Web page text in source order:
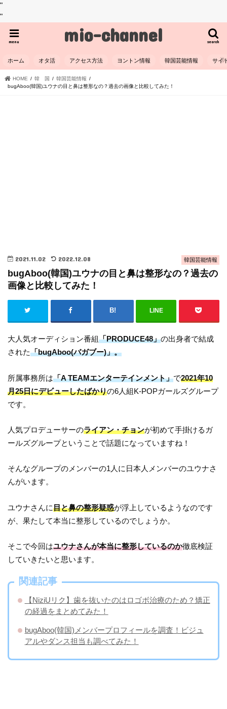
"
"
mio-channel search
menu
ホーム オタ活 アクセス方法 ヨントン情報 韓国芸能情報 サイ
HOME 韓 国
韓国芸能情報
bugAboo(韓国)ユウナの目と鼻は整形なの？過去の画像と比較してみた！
韓国芸能情報
2021.11.02 2022.12.08
bugAboo(韓国)ユウナの目と鼻は整形なの？過去の
画像と比較してみた！
LINE
大人気オーディション番組「PRODUCE48」の出身者で結成
された「bugAboo(バガブー)」。
所属事務所は「A TEAMエンターテインメント」で2021年10
月25日にデビューしたばかりの6人組K-POPガールズグループ
です。
人気プロデューサーのライアン・チョンが初めて手掛けるガ
ールズグループということで話題になっていますね！
そんなグループのメンバーの1人に日本人メンバーのユウナさ
んがいます。
ユウナさんに目と鼻の整形疑惑が浮上しているようなのです
が、果たして本当に整形しているのでしょうか。
そこで今回はユウナさんが本当に整形しているのか徹底検証
していきたいと思います。
関連記事
【NiziUリク】歯を抜いたのはロゴボ治療のため？矯正
の経過をまとめてみた！
bugAboo(韓国)メンバープロフィールを調査！ビジュ
アルやダンス担当も調べてみた！